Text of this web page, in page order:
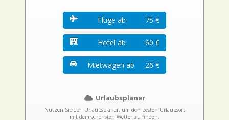
Flüge ab 75 €
Hotel ab 60 €
Mietwagen ab 26 €
Urlaubsplaner
Nutzen Sie den Urlaubsplaner, um den besten Urlaubsort
mit dem schönsten Wetter zu finden.